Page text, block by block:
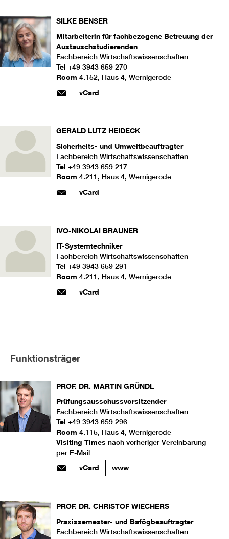
SILKE BENSER
Mitarbeiterin für fachbezogene Betreuung der
Austauschstudierenden
Fachbereich Wirtschaftswissenschaften
Tel +49 3943 659 270
Room 4.152, Haus 4, Wernigerode
vCard
GERALD LUTZ HEIDECK
Sicherheits- und Umweltbeauftragter
Fachbereich Wirtschaftswissenschaften
Tel +49 3943 659 217
Room 4.211, Haus 4, Wernigerode
vCard
IVO-NIKOLAI BRAUNER
IT-Systemtechniker
Fachbereich Wirtschaftswissenschaften
Tel +49 3943 659 291
Room 4.211, Haus 4, Wernigerode
vCard
Funktionsträger
PROF. DR. MARTIN GRÜNDL
Prüfungsausschussvorsitzender
Fachbereich Wirtschaftswissenschaften
Tel +49 3943 659 296
Room 4.115, Haus 4, Wernigerode
Visiting Times nach vorheriger Vereinbarung
per E-Mail
vCard www
PROF. DR. CHRISTOF WIECHERS
Praxissemester- und Bafögbeauftragter
Fachbereich Wirtschaftswissenschaften